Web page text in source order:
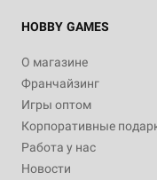
HOBBY GAMES
О магазине
Франчайзинг
Игры оптом
Корпоративные
Работа у нас
Новости